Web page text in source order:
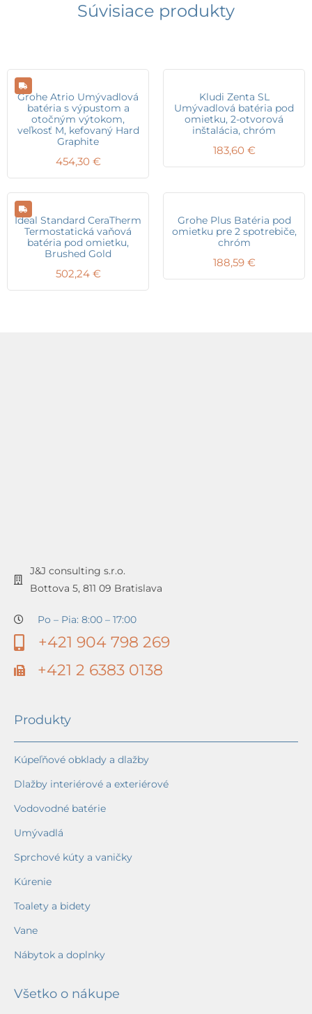
Súvisiace produkty
Grohe Atrio Umývadlová
batéria s výpustom a
otočným výtokom,
veľkosť M, kefovaný Hard
Graphite
454,30 €
Kludi Zenta SL
Umývadlová batéria pod
omietku, 2-otvorová
inštalácia, chróm
183,60 €
Ideal Standard CeraTherm
Termostatická vaňová
batéria pod omietku,
Brushed Gold
502,24 €
Grohe Plus Batéria pod
omietku pre 2 spotrebiče,
chróm
188,59 €
J&J consulting s.r.o.
Bottova 5, 811 09 Bratislava
Po – Pia: 8:00 – 17:00
+421 904 798 269
+421 2 6383 0138
Produkty
Kúpeľňové obklady a dlažby
Dlažby interiérové a exteriérové
Vodovodné batérie
Umývadlá
Sprchové kúty a vaničky
Kúrenie
Toalety a bidety
Vane
Nábytok a doplnky
Všetko o nákupe